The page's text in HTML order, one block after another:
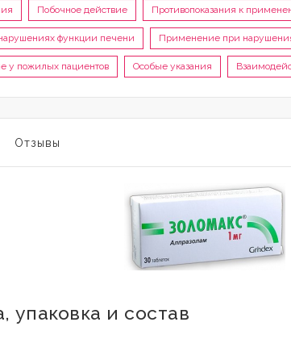
Побочное действие Противопоказания к
функции печени Применение при
у пожилых пациентов Особые указания
Отзывы
упаковка и состав